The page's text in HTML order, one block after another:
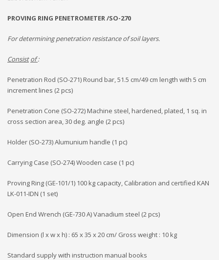
PROVING RING PENETROMETER /SO-270
For determining penetration resistance of soil layers.
Consist of:
Penetration Rod (SO-271) Round bar, 51.5 cm/49 cm length with 5 cm
increment lines (2 pcs)
Penetration Cone (SO-272) Machine steel, hardened, plated, 1 sq. in
cross section area, 30 deg. angle (2 pcs)
Holder (SO-273) Alumunium handle (1 pc)
Carrying Case (SO-274) Wooden case (1 pc)
Proving Ring (GE-101/1) 100 kg capacity, Calibration and certified KAN
LK-011-IDN (1 set)
Open End Wrench (GE-730 A) Vanadium steel (2 pcs)
Dimension (l x w x h) : 65 x 35 x 20 cm/ Gross weight : 10 kg
Standard supply with instruction manual books